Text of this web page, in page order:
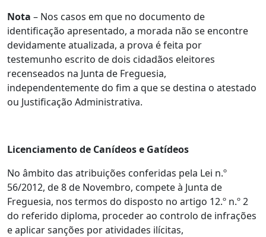
Nota – Nos casos em que no documento de
identificação apresentado, a morada não se encontre
devidamente atualizada, a prova é feita por
testemunho escrito de dois cidadãos eleitores
recenseados na Junta de Freguesia,
independentemente do fim a que se destina o atestado
ou Justificação Administrativa.
Licenciamento de Canídeos e Gatídeos
No âmbito das atribuições conferidas pela Lei n.º
56/2012, de 8 de Novembro, compete à Junta de
Freguesia, nos termos do disposto no artigo 12.º n.º 2
do referido diploma, proceder ao controlo de infrações
e aplicar sanções por atividades ilícitas,